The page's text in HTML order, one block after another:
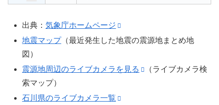
出典：気象庁ホームページ
地震マップ（最近発生した地震の震源地まとめ地
図）
震源地周辺のライブカメラを見る
（ライブカメラ検
索マップ）
石川県のライブカメラ一覧